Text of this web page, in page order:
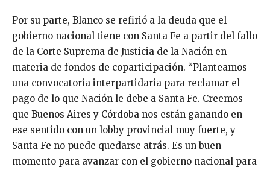
Por su parte, Blanco se refirió a la deuda que el
gobierno nacional tiene con Santa Fe a partir del fallo
de la Corte Suprema de Justicia de la Nación en
materia de fondos de coparticipación. “Planteamos
una convocatoria interpartidaria para reclamar el
pago de lo que Nación le debe a Santa Fe. Creemos
que Buenos Aires y Córdoba nos están ganando en
ese sentido con un lobby provincial muy fuerte, y
Santa Fe no puede quedarse atrás. Es un buen
momento para avanzar con el gobierno nacional para